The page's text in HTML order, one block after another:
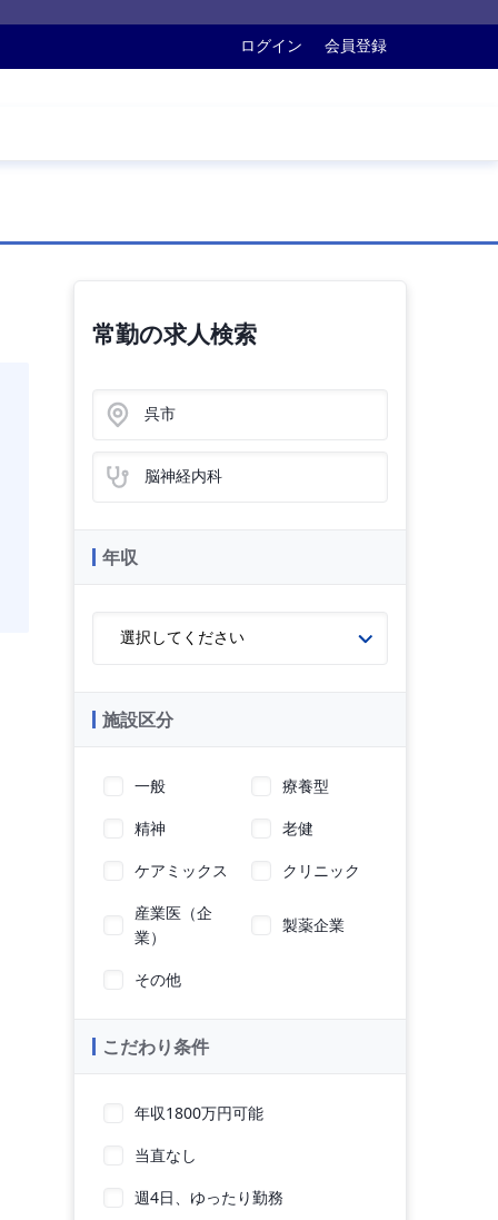
ログイン 会員登録
常勤の求人検索
呉市
脳神経内科
年収
施設区分
一般
療養型
精神
老健
ケアミックス
クリニック
産業医（企
業）
製薬企業
その他
こだわり条件
年収1800万円可能
当直なし
週4日、ゆったり勤務